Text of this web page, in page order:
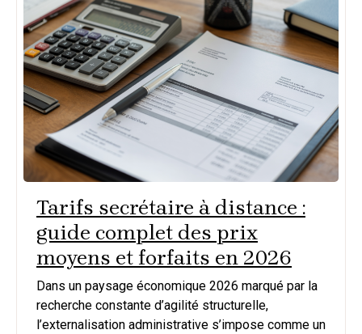
Tarifs secrétaire à distance :
guide complet des prix
moyens et forfaits en 2026
Dans un paysage économique 2026 marqué par la
recherche constante d’agilité structurelle,
l’externalisation administrative s’impose comme un